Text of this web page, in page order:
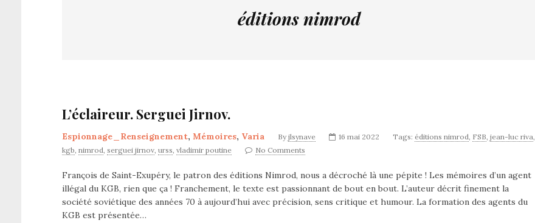
éditions nimrod
L’éclaireur. Serguei Jirnov.
Espionnage_Renseignement, Mémoires, Varia By jlsynave 16 mai 2022 Tags: éditions nimrod, FSB, jean-luc riva,
kgb, nimrod, serguei jirnov, urss, vladimir poutine No Comments
François de Saint-Exupéry, le patron des éditions Nimrod, nous a décroché là une pépite ! Les mémoires d’un agent
illégal du KGB, rien que ça ! Franchement, le texte est passionnant de bout en bout. L’auteur décrit finement la
société soviétique des années 70 à aujourd’hui avec précision, sens critique et humour. La formation des agents du
KGB est présentée…